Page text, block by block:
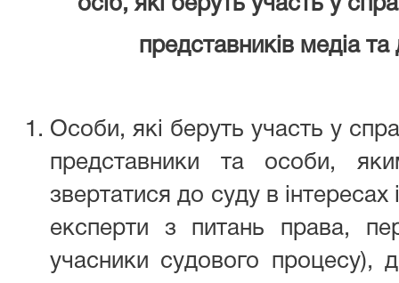
осіб, які беруть участь у
представників медіа
Особи, які беруть участь у
представники та особи,
звертатися до суду в інтересах
експерти з питань права,
учасники судового процесу),